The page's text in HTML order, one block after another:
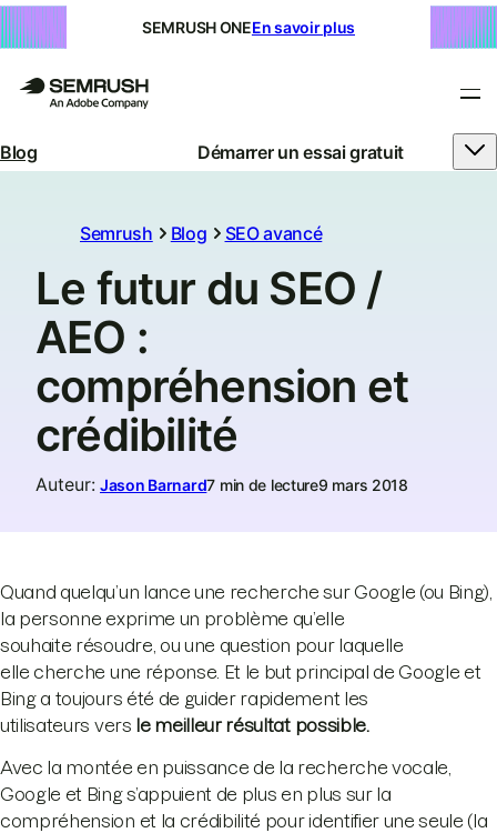
SEMRUSH ONEEn savoir plus
Blog Démarrer un essai gratuit
Semrush Blog SEO avancé
Le futur du SEO /
AEO :
compréhension et
crédibilité
Auteur: Jason Barnard7 min de lecture9 mars 2018
Quand quelqu’un lance une recherche sur Google (ou Bing),
la personne exprime un problème qu’elle
souhaite résoudre, ou une question pour laquelle
elle cherche une réponse. Et le but principal de Google et
Bing a toujours été de guider rapidement les
utilisateurs vers le meilleur résultat possible.
Avec la montée en puissance de la recherche vocale,
Google et Bing s’appuient de plus en plus sur la
compréhension et la crédibilité pour identifier une seule (la